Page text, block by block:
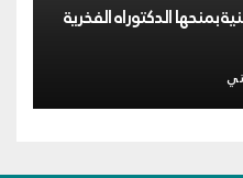
الدكتوراه الفخرية